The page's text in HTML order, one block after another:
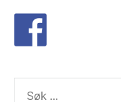
etter: